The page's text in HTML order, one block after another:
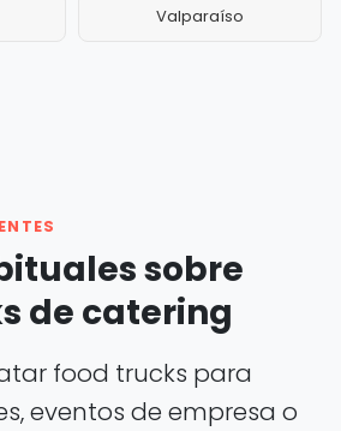
Valparaíso
sobre
de catering
food trucks para
eventos de empresa o